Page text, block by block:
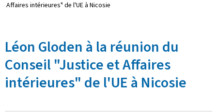
Affaires intérieures" de l'UE à Nicosie
Léon Gloden à la réunion du
Conseil "Justice et Affaires
intérieures" de l'UE à Nicosie